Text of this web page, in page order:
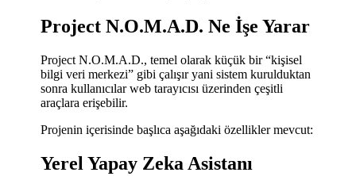
Project N.O.M.A.D. Ne İşe Yarar
Project N.O.M.A.D., temel olarak küçük bir “kişisel
bilgi veri merkezi” gibi çalışır yani sistem kurulduktan
sonra kullanıcılar web tarayıcısı üzerinden çeşitli
araçlara erişebilir.
Projenin içerisinde başlıca aşağıdaki özellikler mevcut:
Yerel Yapay Zeka Asistanı